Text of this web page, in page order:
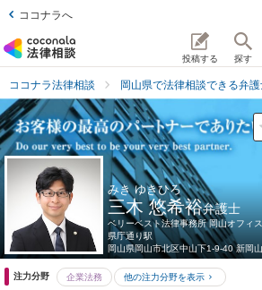
ココナラへ
投稿する 探す
ココナラ法律相談 岡山県で法律相談できる弁
みき ゆきひろ
三木 悠希裕弁護士
ベリーベスト法律事務所 岡山オフィス
県庁通り駅
岡山県岡山市北区中山下1-9-40 新岡
注力分野 企業法務 他の注力分野を表示